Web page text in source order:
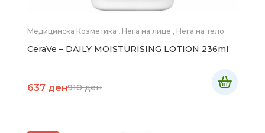
Медицинска Козметика , Нега на лице , Нега на тело
CeraVe – DAILY MOISTURISING LOTION 236ml
910ден
637 ден